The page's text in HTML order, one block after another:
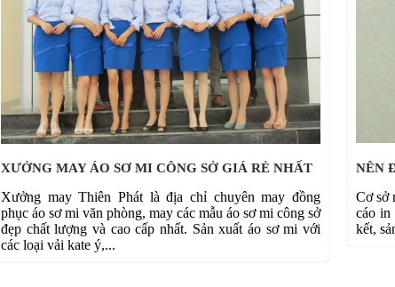
XƯỞNG MAY ÁO SƠ MI CÔNG SỞ GIÁ RẺ NHẤT
Xưởng may Thiên Phát là địa chỉ chuyên may đồng
phục áo sơ mi văn phòng, may các mẫu áo sơ mi công sở
đẹp chất lượng và cao cấp nhất. Sản xuất áo sơ mi với
các loại vải kate ý,...
NÊN
Cơ sở
cáo in
kết,